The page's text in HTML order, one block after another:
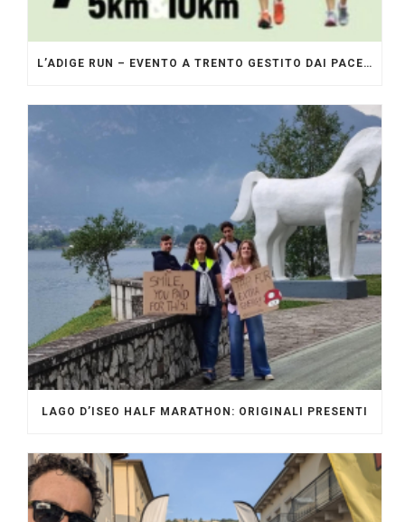
L’ADIGE RUN – EVENTO A TRENTO GESTITO DAI PACERS GLI ORIGINALI
LAGO D’ISEO HALF MARATHON: ORIGINALI PRESENTI